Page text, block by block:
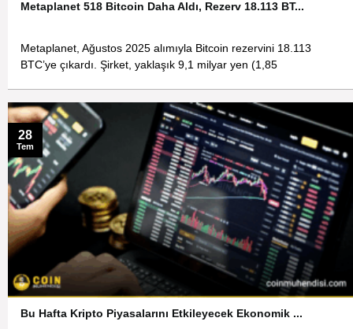
Metaplanet 518 Bitcoin Daha Aldı, Rezerv 18.113 BT...
Metaplanet, Ağustos 2025 alımıyla Bitcoin rezervini 18.113
BTC’ye çıkardı. Şirket, yaklaşık 9,1 milyar yen (1,85
Bu Hafta Kripto Piyasalarını Etkileyecek Ekonomik ...
28
Tem